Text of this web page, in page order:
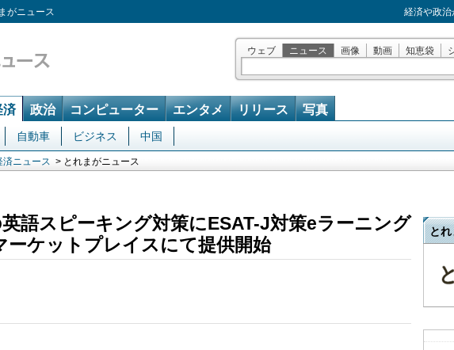
がニュース 経済や政
ウェブ ニュース 画像 動画 知恵袋
済 政治 コンピューター エンタメ リリース 写真
自動車 ビジネス 中国
済ニュース > とれまがニュース
語スピーキング対策にESAT-J対策eラーニング
ーケットプレイスにて提供開始
とれ